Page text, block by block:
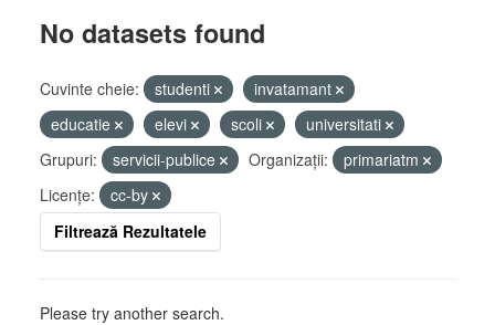
No datasets found
Cuvinte cheie: studenti
invatamant
educatie
elevi scoli
universitati
Grupuri:
servicii-publice Organizații:
primariatm
Licenţe:
cc-by
Filtrează Rezultatele
Please try another search.